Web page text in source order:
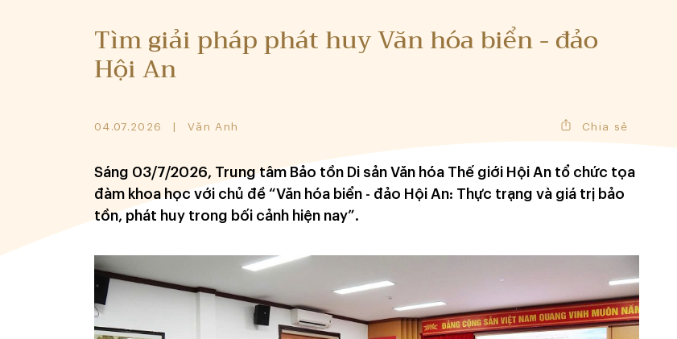
Tìm giải pháp phát huy Văn hóa biển - đảo
Hội An
04.07.2026 Văn Anh Chia sẻ
Sáng 03/7/2026, Trung tâm Bảo tồn Di sản Văn hóa Thế giới Hội An tổ chức tọa
đàm khoa học với chủ đề “Văn hóa biển - đảo Hội An: Thực trạng và giá trị bảo
tồn, phát huy trong bối cảnh hiện nay”.